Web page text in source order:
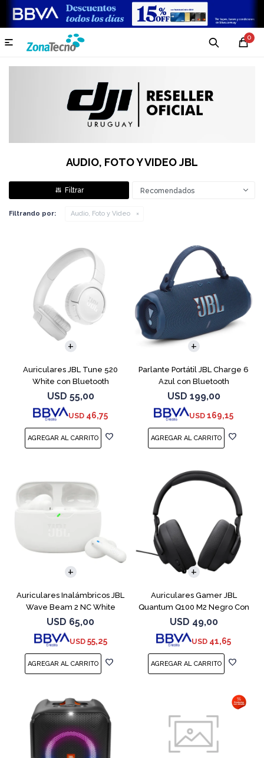
0

AUDIO, FOTO Y VIDEO JBL
Recomendados
Filtrando por: Audio, Foto y Video
Auriculares JBL Tune 520
White con Bluetooth
USD 55,00
USD 46,75
Parlante Portátil JBL Charge 6
Azul con Bluetooth
USD 199,00
USD 169,15
Auriculares Inalámbricos JBL
Wave Beam 2 NC White
USD 65,00
USD 55,25
Auriculares Gamer JBL
Quantum Q100 M2 Negro Con
Micrófono
USD 49,00
USD 41,65